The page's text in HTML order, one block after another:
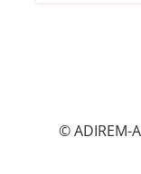
© ADIREM-